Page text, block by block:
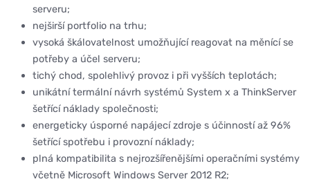
serveru;
nejširší portfolio na trhu;
vysoká škálovatelnost umožňující reagovat na měnící se
potřeby a účel serveru;
tichý chod, spolehlivý provoz i při vyšších teplotách;
unikátní termální návrh systémů System x a ThinkServer
šetřící náklady společnosti;
energeticky úsporné napájecí zdroje s účinností až 96%
šetřící spotřebu i provozní náklady;
plná kompatibilita s nejrozšířenějšími operačními systémy
včetně Microsoft Windows Server 2012 R2;